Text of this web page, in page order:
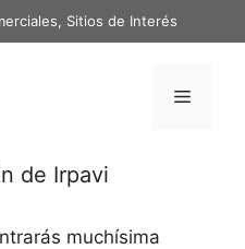
Sitios de Interés
Menú
de Irpavi
muchísima